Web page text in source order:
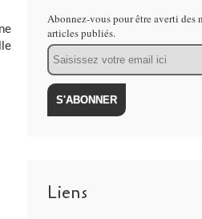
Abonnez-vous pour être averti des
articles publiés.
Email
Liens